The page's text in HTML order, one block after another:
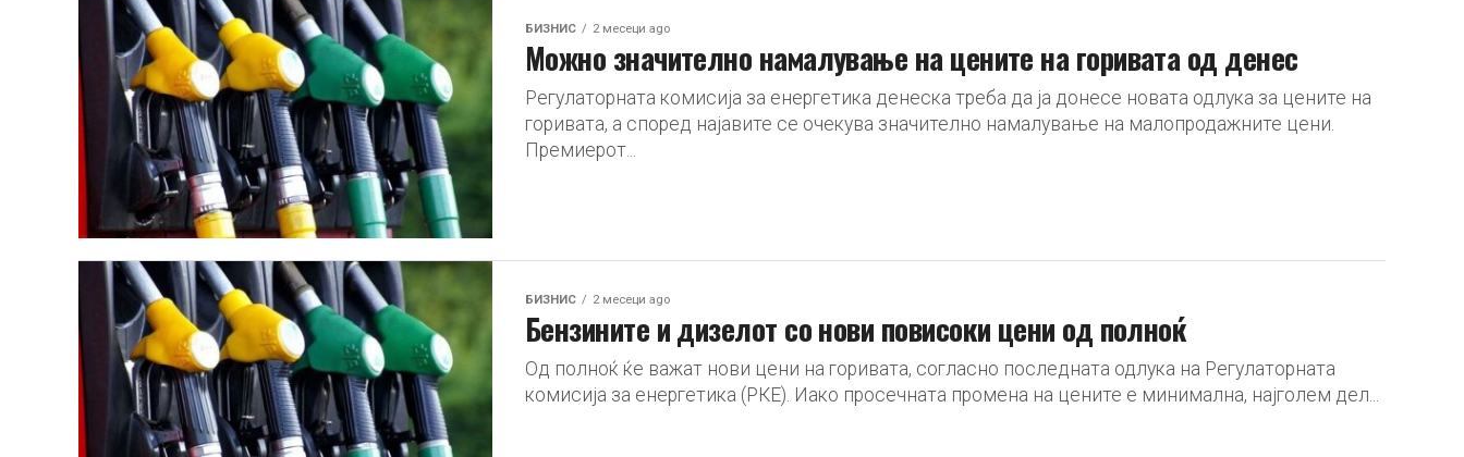
БИЗНИС 2 месеци ago
Можно значително намалување на цените на горивата од денес
Регулаторната комисија за енергетика денеска треба да ја донесе новата одлука за цените на
горивата, а според најавите се очекува значително намалување на малопродажните цени.
Премиерот...
БИЗНИС 2 месеци ago
Бензините и дизелот со нови повисоки цени од полноќ
Од полноќ ќе важат нови цени на горивата, согласно последната одлука на Регулаторната
комисија за енергетика (РКЕ). Иако просечната промена на цените е минимална, најголем дел...